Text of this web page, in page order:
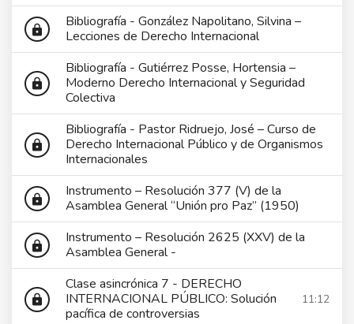
lock
Bibliografía - González Napolitano, Silvina –
Lecciones de Derecho Internacional
lock
Bibliografía - Gutiérrez Posse, Hortensia –
Moderno Derecho Internacional y Seguridad
Colectiva
lock
Bibliografía - Pastor Ridruejo, José – Curso de
Derecho Internacional Público y de Organismos
Internacionales
lock
Instrumento – Resolución 377 (V) de la
Asamblea General “Unión pro Paz” (1950)
lock
Instrumento – Resolución 2625 (XXV) de la
Asamblea General -
lock
Clase asincrónica 7 - DERECHO
INTERNACIONAL PÚBLICO: Solución
pacífica de controversias
11:12